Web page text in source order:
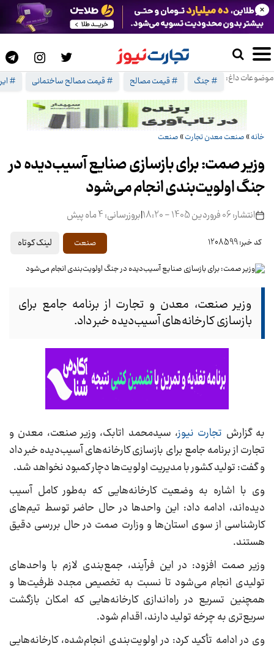
موضوعات داغ: # جنگ # قیمت مصالح # قیمت مصالح ساختمانی #
×
خانه» صنعت معدن تجارت» صنعت
وزیر صمت: برای بازسازی صنایع آسیب‌دیده در
جنگ اولویت‌بندی انجام می‌شود
انتشار: 06 فروردین 1405 - 18:20 |بروزرسانی: 4 ماه پیش
کد خبر: 1208599 صنعت لینک کوتاه
وزیر صنعت، معدن و تجارت از برنامه جامع برای
بازسازی کارخانه‌های آسیب‌دیده خبر داد.
به گزارش تجارت نیوز، سیدمحمد اتابک، وزیر صنعت، معدن و
تجارت از برنامه جامع برای بازسازی کارخانه‌های آسیب‌دیده خبر داد
و گفت: تولید کشور با مدیریت اولویت‌ها دچار کمبود نخواهد شد.
وی با اشاره به وضعیت کارخانه‌هایی که به‌طور کامل آسیب
دیده‌اند، ادامه داد: این واحد‌ها در حال حاضر توسط تیم‌های
کارشناسی از سوی استان‌ها و وزارت صمت در حال بررسی دقیق
هستند.
وزیر صمت افزود: در این فرآیند، جمع‌بندی لازم با واحد‌های
تولیدی انجام می‌شود تا نسبت به تخصیص مجدد ظرفیت‌ها و
همچنین تسریع در راه‌اندازی کارخانه‌هایی که امکان بازگشت
سریع‌تری به چرخه تولید دارند، اقدام شود.
وی در ادامه تأکید کرد: در اولویت‌بندی انجام‌شده، کارخانه‌هایی